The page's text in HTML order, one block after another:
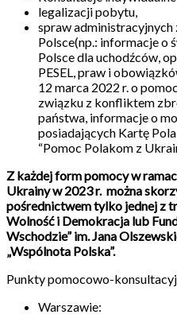
legalizacji pobytu,
spraw
Polsce(np.: informacje o
Polsce dla uchodźców,
PESEL, praw i
12 marca 2022 r. o
związku z konfliktem
państwa, informacje o
posiadających Kartę
“Pomoc Polakom z
Z każdej form pomocy w
Ukrainy w 2023 r. można
pośrednictwem tylko jednej z
Wolność i Demokracja lub
Wschodzie” im. Jana
„Wspólnota Polska”.
Punkty pomocowo-
Warszawie: